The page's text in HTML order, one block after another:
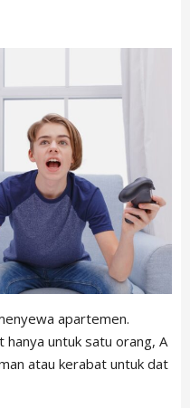
apartemen.
untuk satu orang, A
atau kerabat untuk dat